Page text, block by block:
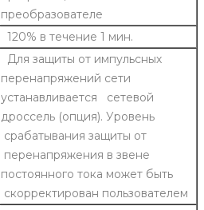
преобразователе
120% в течение 1 мин.
Для защиты от импульсных
перенапряжений сети
устанавливается сетевой
дроссель (опция). Уровень
срабатывания защиты от
перенапряжения в звене
постоянного тока может быть
скорректирован пользователем